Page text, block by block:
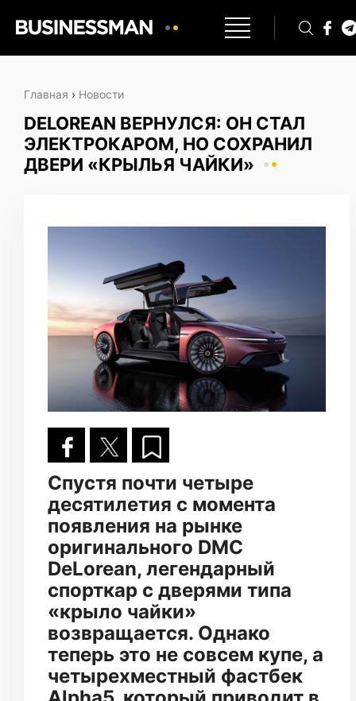
Главная › Новости
DELOREAN ВЕРНУЛСЯ: ОН СТАЛ
ЭЛЕКТРОКАРОМ, НО СОХРАНИЛ
ДВЕРИ «КРЫЛЬЯ ЧАЙКИ»
Спустя почти четыре
десятилетия с момента
появления на рынке
оригинального DMC
DeLorean, легендарный
спорткар с дверями типа
«крыло чайки»
возвращается. Однако
теперь это не совсем купе, а
четырехместный фастбек